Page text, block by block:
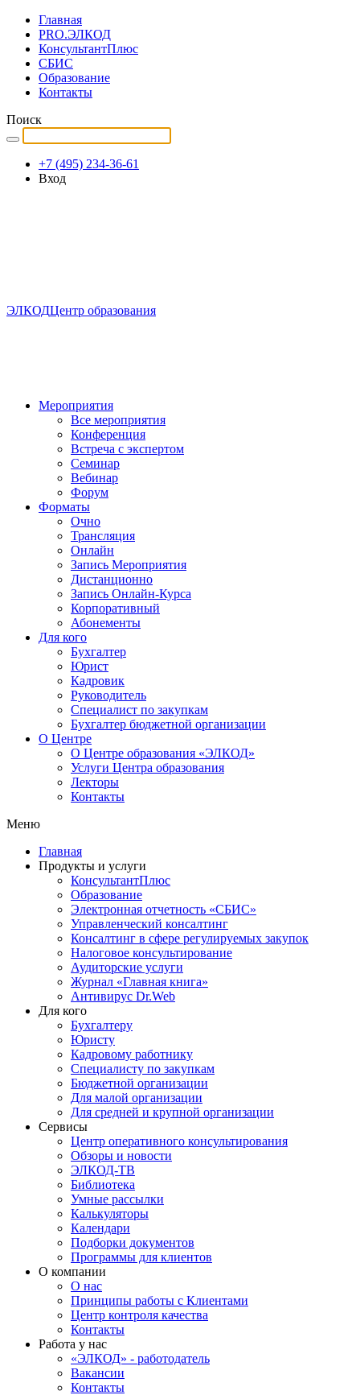
Главная
PRO.ЭЛКОД
КонсультантПлюс
СБИС
Образование
Контакты
Поиск
+7 (495) 234-36-61
Вход
ЭЛКОДЦентр образования
Мероприятия
Все мероприятия
Конференция
Встреча с экспертом
Семинар
Вебинар
Форум
Форматы
Очно
Трансляция
Онлайн
Запись Мероприятия
Дистанционно
Запись Онлайн-Курса
Корпоративный
Абонементы
Для кого
Бухгалтер
Юрист
Кадровик
Руководитель
Специалист по закупкам
Бухгалтер бюджетной организации
О Центре
О Центре образования «ЭЛКОД»
Услуги Центра образования
Лекторы
Контакты
Меню
Главная
Продукты и услуги
КонсультантПлюс
Образование
Электронная отчетность «СБИС»
Управленческий консалтинг
Консалтинг в сфере регулируемых закупок
Налоговое консультирование
Аудиторские услуги
Журнал «Главная книга»
Антивирус Dr.Web
Для кого
Бухгалтеру
Юристу
Кадровому работнику
Специалисту по закупкам
Бюджетной организации
Для малой организации
Для средней и крупной организации
Сервисы
Центр оперативного консультирования
Обзоры и новости
ЭЛКОД-ТВ
Библиотека
Умные рассылки
Калькуляторы
Календари
Подборки документов
Программы для клиентов
О компании
О нас
Принципы работы с Клиентами
Центр контроля качества
Контакты
Работа у нас
«ЭЛКОД» - работодатель
Вакансии
Контакты